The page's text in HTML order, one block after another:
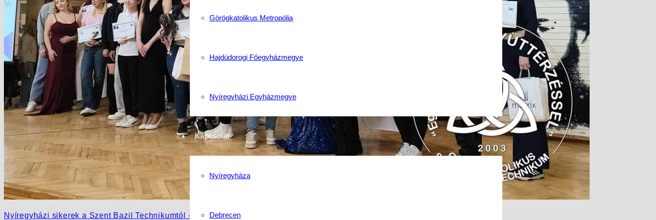
Görögkatolikus Metropólia
Hajdúdorogi Főegyházmegye
Nyíregyházi Egyházmegye
Kapcsolat
Nyíregyháza
Debrecen
Nyíregyházi sikerek a Szent Bazil Technikumtól – ingyenes képzésből a dobogóra a Wesselényi Kupán